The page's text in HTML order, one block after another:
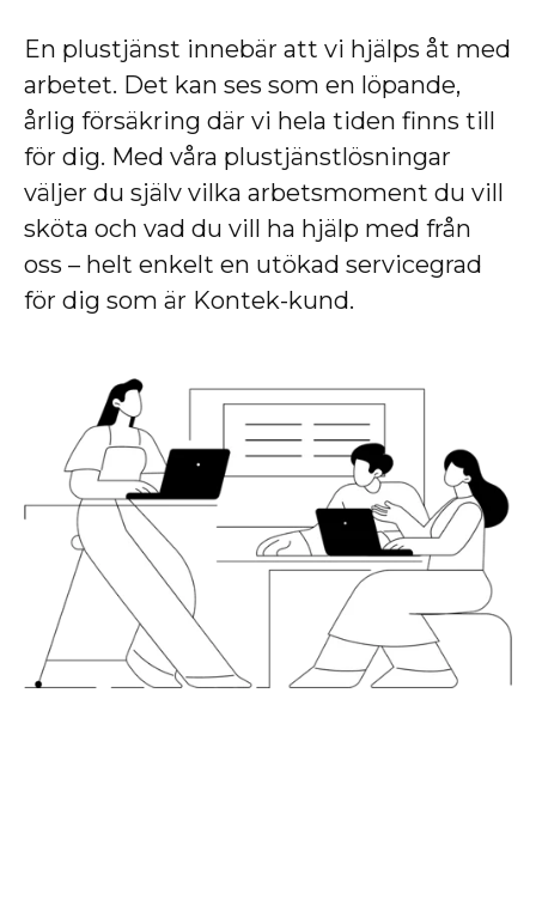
En plustjänst innebär att vi hjälps åt med
arbetet. Det kan ses som en löpande,
årlig försäkring där vi hela tiden finns till
för dig. Med våra plustjänstlösningar
väljer du själv vilka arbetsmoment du vill
sköta och vad du vill ha hjälp med från
oss – helt enkelt en utökad servicegrad
för dig som är Kontek-kund.